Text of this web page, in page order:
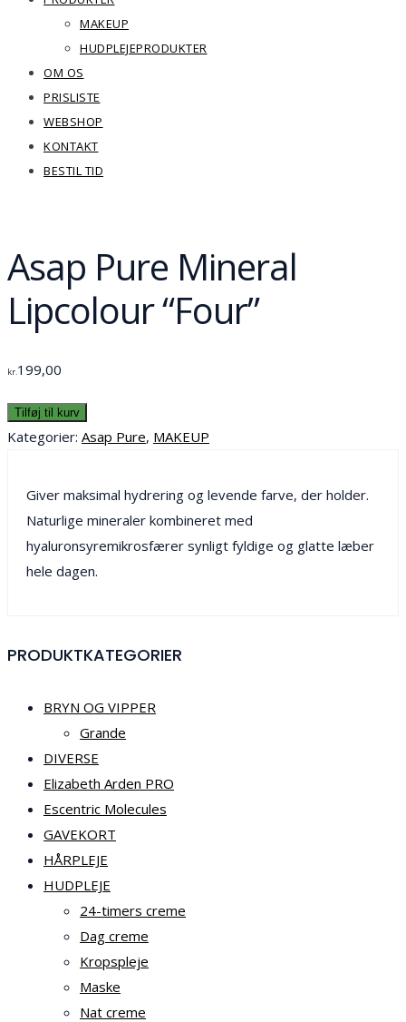
MAKEUP
HUDPLEJEPRODUKTER
OM OS
PRISLISTE
WEBSHOP
KONTAKT
BESTIL TID
Asap Pure Mineral
Lipcolour “Four”
kr. 199,00
Tilføj til kurv
Kategorier: Asap Pure, MAKEUP
Giver maksimal hydrering og levende farve, der holder.
Naturlige mineraler kombineret med
hyaluronsyremikrosfærer synligt fyldige og glatte læber
hele dagen.
PRODUKTKATEGORIER
BRYN OG VIPPER
Grande
DIVERSE
Elizabeth Arden PRO
Escentric Molecules
GAVEKORT
HÅRPLEJE
HUDPLEJE
24-timers creme
Dag creme
Kropspleje
Maske
Nat creme